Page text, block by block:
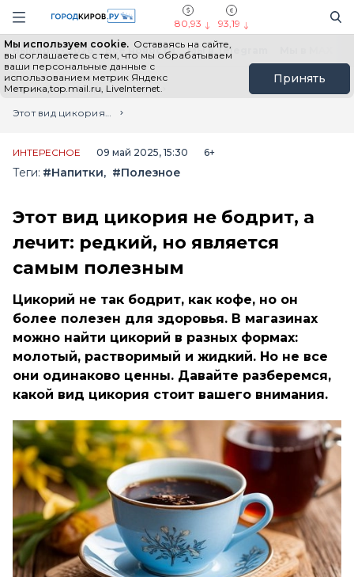
Навигация сайта
80,93 93,19
Мы используем cookie. Оставаясь на сайте,
вы соглашаетесь с тем, что мы обрабатываем
ваши персональные данные с
использованием метрик Яндекс
Метрика,top.mail.ru, LiveInternet.
Принять
Выборы - 2026 Все новости Мы в Telegram
Главная
Лента новостей
Этот вид цикория не бодрит, а лечит: редкий, но является самым полезным
ИНТЕРЕСНОЕ 09 май 2025, 15:30 6+
Теги: #Напитки #Полезное
Этот вид цикория не бодрит, а
лечит: редкий, но является
самым полезным
Цикорий не так бодрит, как кофе, но он
более полезен для здоровья. В магазинах
можно найти цикорий в разных формах:
молотый, растворимый и жидкий. Но не все
они одинаково ценны. Давайте разберемся,
какой вид цикория стоит вашего внимания.